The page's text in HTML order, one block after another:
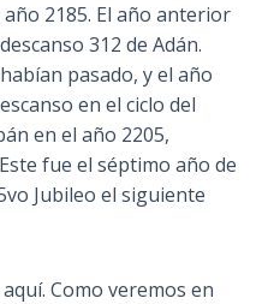
2185. El año anterior
312 de Adán.
pasado, y el año
en el ciclo del
en el año 2205,
fue el séptimo año de
Jubileo el siguiente
Como veremos en